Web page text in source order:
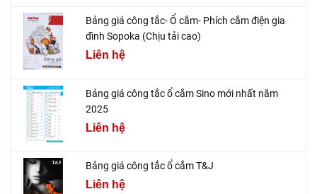
Bảng giá công tắc- Ổ cắm- Phích cắm điện gia
đình Sopoka (Chịu tải cao)
Liên hệ
Bảng giá công tắc ổ cắm Sino mới nhất năm
2025
Liên hệ
Bảng giá công tắc ổ cắm T&J
Liên hệ